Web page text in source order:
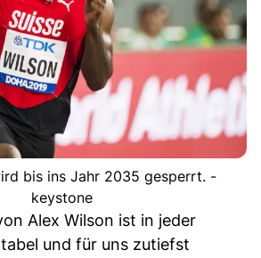
bis ins Jahr 2035 gesperrt. -
keystone
Alex Wilson ist in jeder
und für uns zutiefst